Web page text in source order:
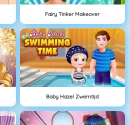
Fairy Tinker Makeover
Baby Hazel Zwemtijd